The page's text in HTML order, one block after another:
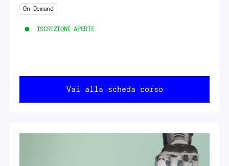
On Demand
ISCRIZIONI APERTE
Vai alla scheda corso